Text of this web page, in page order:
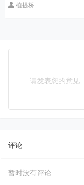
植提桥
请发表您的意见
评论
暂时没有评论